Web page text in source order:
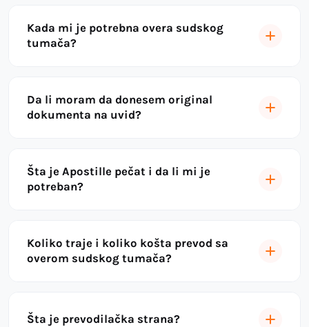
Kada mi je potrebna overa sudskog
tumača?
Da li moram da donesem original
dokumenta na uvid?
Šta je Apostille pečat i da li mi je
potreban?
Koliko traje i koliko košta prevod sa
overom sudskog tumača?
Šta je prevodilačka strana?